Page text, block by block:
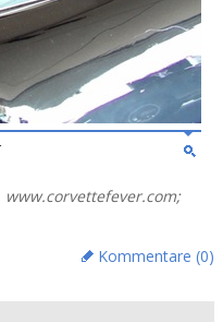
Kommentare (0)